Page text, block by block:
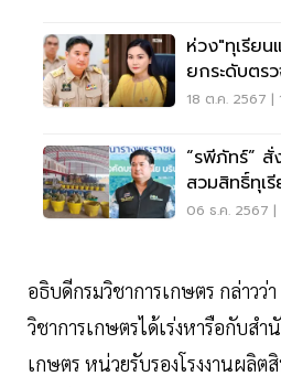
ห่วง"ทุเรีย
ยกระดับตร
18 ต.ค. 2567 |
“รพีภัทร์” สั่
สวมสิทธิ์ทุเ
06 ธ.ค. 2567
อธิบดีกรมวิชาการเกษตร กล่าวว่
วิชาการเกษตรได้เร่งหารือกับสำ
เกษตร หน่วยรับรองโรงงานผลิ